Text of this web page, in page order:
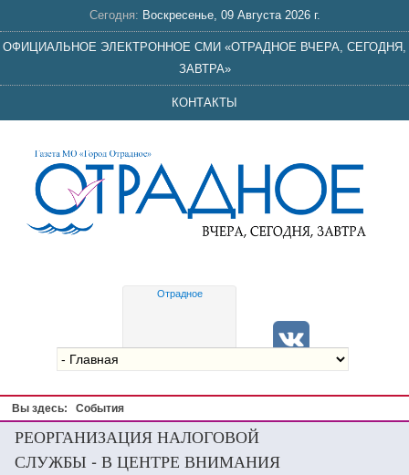
Сегодня: Воскресенье, 09 Августа 2026 г.
ОФИЦИАЛЬНОЕ ЭЛЕКТРОННОЕ СМИ «ОТРАДНОЕ ВЧЕРА, СЕГОДНЯ,
ЗАВТРА»
КОНТАКТЫ
Отрадное
Вы здесь: События
РЕОРГАНИЗАЦИЯ НАЛОГОВОЙ
СЛУЖБЫ - В ЦЕНТРЕ ВНИМАНИЯ